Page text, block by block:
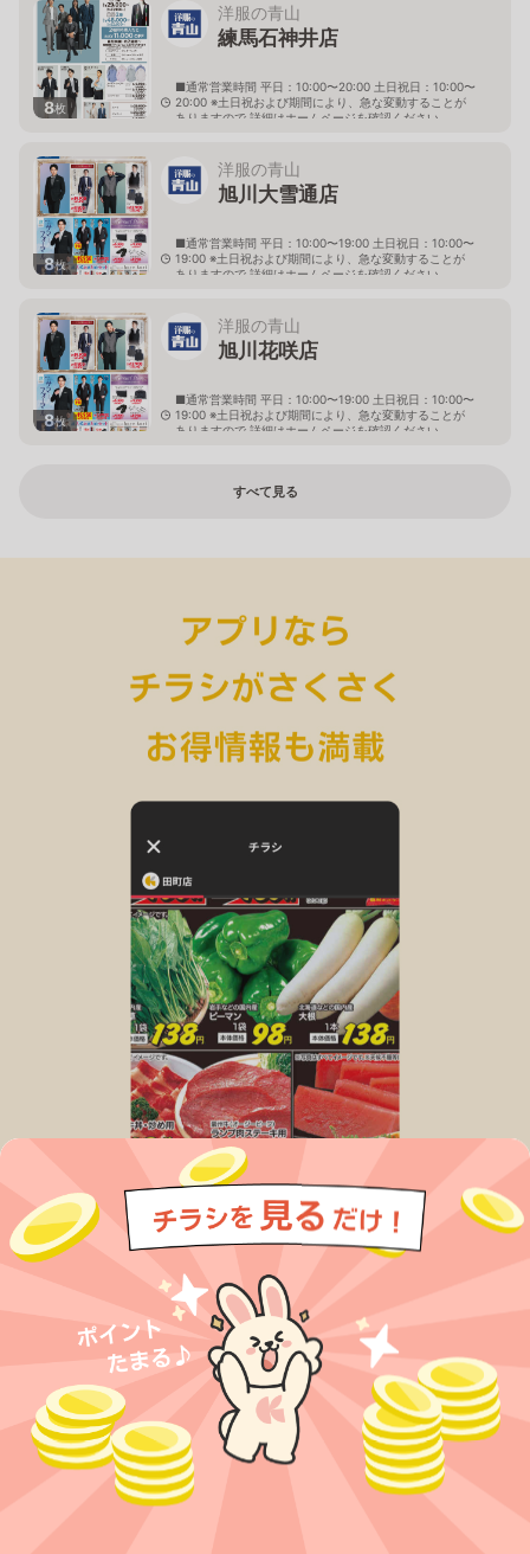
アプリでチラシを見るだけで
ポイントが貯まる！
無料アプリでポイントを貯める
8枚
洋服の青山
練馬石神井店
■通常営業時間 平日：10:00〜20:00 土日祝日：10:00〜
20:00 ※土日祝および期間により、急な変動することが
ありますので 詳細はホームページを確認ください
8枚
洋服の青山
旭川大雪通店
■通常営業時間 平日：10:00〜19:00 土日祝日：10:00〜
19:00 ※土日祝および期間により、急な変動することが
ありますので 詳細はホームページを確認ください
8枚
洋服の青山
旭川花咲店
■通常営業時間 平日：10:00〜19:00 土日祝日：10:00〜
19:00 ※土日祝および期間により、急な変動することが
ありますので 詳細はホームページを確認ください
すべて見る
今すぐアプリをダウンロードする
プライバシーポリシー
運営会社
サービスに関してのお問い合わせ
チラシ掲載をお考えの方